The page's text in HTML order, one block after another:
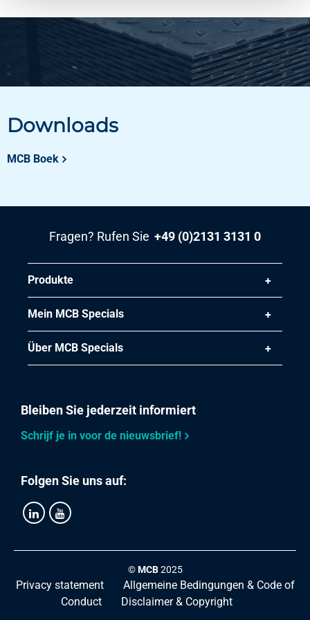
Downloads
MCB Boek
Fragen? Rufen Sie +49 (0)2131 3131 0
Produkte
Mein MCB Specials
Über MCB Specials
Bleiben Sie jederzeit informiert
Schrijf je in voor de nieuwsbrief!
Folgen Sie uns auf:
©MCB2025
Privacy statement
Allgemeine Bedingungen & Code of
Conduct
Disclaimer & Copyright